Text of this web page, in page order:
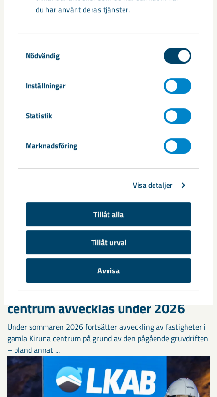
du har använt deras tjänster.
Nödvändig
Inställningar
Statistik
Marknadsföring
Visa detaljer
Tillåt alla
Tillåt urval
Avvisa
Taggar
Relaterat innehåll
Sibirien-området i gamla Kiruna
centrum avvecklas under 2026
Under sommaren 2026 fortsätter avveckling av fastigheter i
gamla Kiruna centrum på grund av den pågående gruvdriften
– bland annat ...